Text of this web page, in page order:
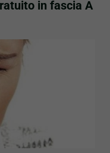
in fascia A